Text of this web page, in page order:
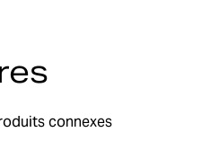
connexes